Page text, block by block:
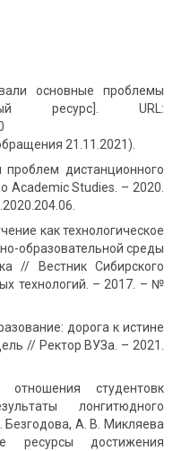
основные проблемы
ре­сурс]. URL:
21.11.2021).
дис­танционного
Studies. – 2020.
как технологическое
образовательной среды
// Вестник Си­бирского
технологий. – 2017. – №
дорога к истине
// Ректор ВУЗа. – 2021.
студентовк
лонгитюдного
А. В. Микляева
ресурсы достижения